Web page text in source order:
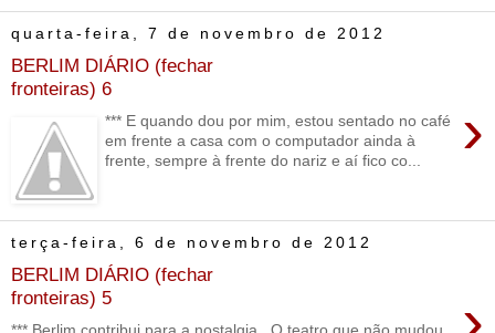
quarta-feira, 7 de novembro de 2012
BERLIM DIÁRIO (fechar
fronteiras) 6
›
*** E quando dou por mim, estou sentado no café
em frente a casa com o computador ainda à
frente, sempre à frente do nariz e aí fico co...
terça-feira, 6 de novembro de 2012
BERLIM DIÁRIO (fechar
fronteiras) 5